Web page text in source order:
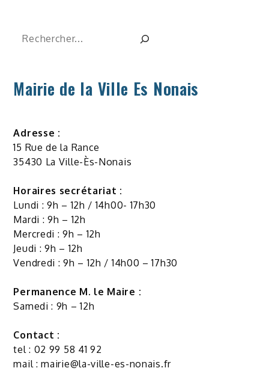
Rechercher
Mairie de la Ville Es Nonais
Adresse :
15 Rue de la Rance
35430 La Ville-Ès-Nonais
Horaires secrétariat :
Lundi : 9h – 12h / 14h00- 17h30
Mardi : 9h – 12h
Mercredi : 9h – 12h
Jeudi : 9h – 12h
Vendredi : 9h – 12h / 14h00 – 17h30
Permanence M. le Maire :
Samedi : 9h – 12h
Contact :
tel : 02 99 58 41 92
mail :mairie@la-ville-es-nonais.fr